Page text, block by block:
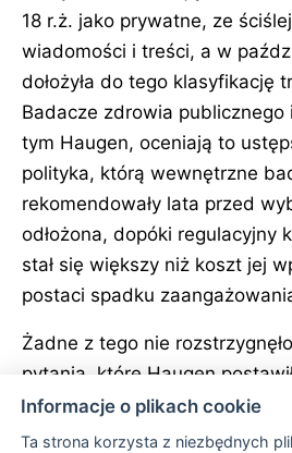
18 r.ż. jako prywatne, ze
wiadomości i treści, a w
dołożyła do tego klasyfikację
Badacze zdrowia publicznego
tym Haugen, oceniają to
polityka, którą wewnętrzne
rekomendowały lata przed
odłożona, dopóki regulacyjny
stał się większy niż koszt jej
postaci spadku
Żadne z tego nie
pytania, które Haugen
platformowe wciąż piszą
własne badania i same
Informacje o plikach cookie
Ta strona korzysta z niezbędnych